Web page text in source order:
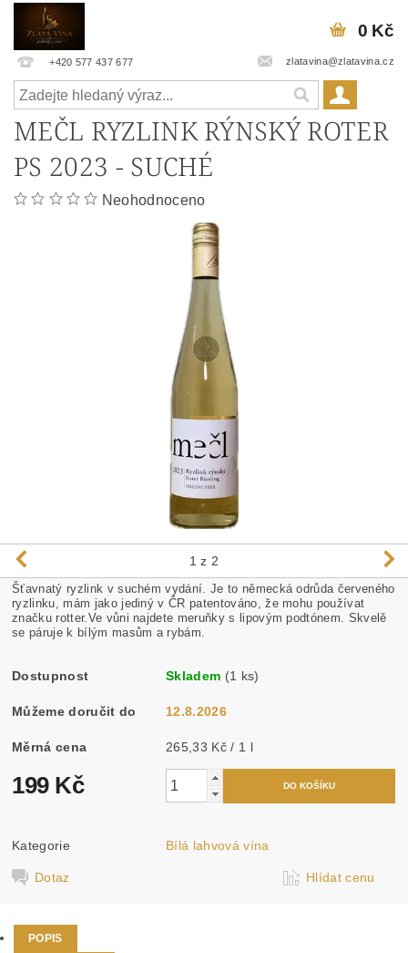
+420 577 437 677 zlatavina@zlatavina.cz
0 Kč
MEČL RYZLINK RÝNSKÝ ROTER
PS 2023 - SUCHÉ
Neohodnoceno
1 z 2
Šťavnatý ryzlink v suchém vydání. Je to německá odrůda červeného
ryzlinku, mám jako jediný v ČR patentováno, že mohu používat
značku rotter.Ve vůni najdete meruňky s lipovým podtónem. Skvelě
se páruje k bílým masům a rybám.
Dostupnost Skladem (1 ks)
Můžeme doručit do 12.8.2026
Měrná cena 265,33 Kč / 1 l
199 Kč
Kategorie Bílá lahvová vína
Dotaz Hlídat cenu
POPIS